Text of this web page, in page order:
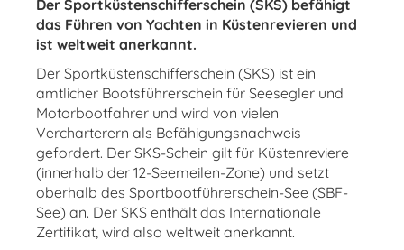
Der Sportküstenschifferschein (SKS) befähigt
das Führen von Yachten in Küstenrevieren und
ist weltweit anerkannt.
Der Sportküstenschifferschein (SKS) ist ein
amtlicher Bootsführerschein für Seesegler und
Motorbootfahrer und wird von vielen
Vercharterern als Befähigungsnachweis
gefordert. Der SKS-Schein gilt für Küstenreviere
(innerhalb der 12-Seemeilen-Zone) und setzt
oberhalb des Sportbootführerschein-See (SBF-
See) an. Der SKS enthält das Internationale
Zertifikat, wird also weltweit anerkannt.